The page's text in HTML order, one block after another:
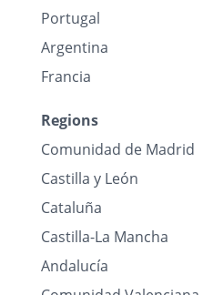
Portugal
Argentina
Francia
Regions
Comunidad de Madrid
Castilla y León
Cataluña
Castilla-La Mancha
Andalucía